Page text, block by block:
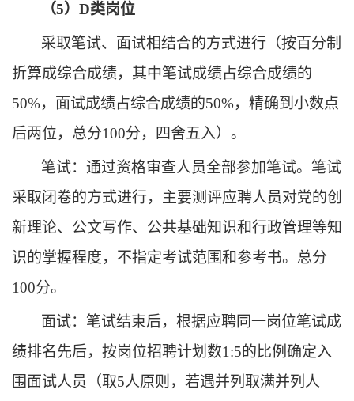
（5）D类岗位
采取笔试、面试相结合的方式进行 （按百分制
折算成综合成绩， 其中笔试成绩占综合成绩的
50%， 面试成绩占综合成绩的50%， 精确到小数点
后两位， 总分100分， 四舍五入） 。
笔试： 通过资格审查人员全部参加笔试。 笔试
采取闭卷的方式进行， 主要测评应聘人员对党的创
新理论、公文写作、公共基础知识和行政管理等知
识的掌握程度， 不指定考试范围和参考书。 总分
100分。
面试： 笔试结束后， 根据应聘同一岗位笔试成
绩排名先后， 按岗位招聘计划数1 :5的比例确定入
围面试人员（取5人原则，若遇并列取满并列人